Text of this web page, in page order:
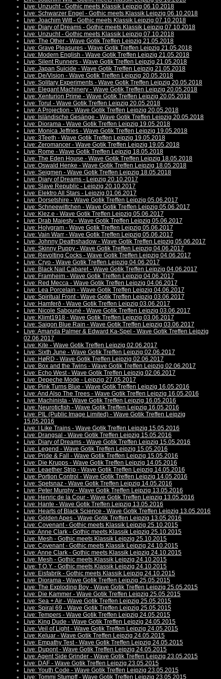
Live: Unzucht - Gothic meets Klassik Leipzig 06.10.2018
Live: Schwarzer Engel - Gothic meets Klassik Leipzig 06.10.2018
Live: Joachim Witt - Gothic meets Klassik Leipzig 07.10.2018
Live: Diary of Dreams - Gothic meets Klassik Leipzig 07.10.2018
Live: Unzucht - Gothic meets Klassik Leipzig 07.10.2018
Live: The Other - Wave Gotik Treffen Leipzig 21.05.2018
Live: Grave Pleasures - Wave Gotik Treffen Leipzig 21.05.2018
Live: Modern English - Wave Gotik Treffen Leipzig 21.05.2018
Live: Silent Runners - Wave Gotik Treffen Leipzig 21.05.2018
Live: Japan Suicide - Wave Gotik Treffen Leipzig 21.05.2018
Live: De/Vision - Wave Gotik Treffen Leipzig 20.05.2018
Live: Solitary Experiments - Wave Gotik Treffen Leipzig 20.05.2018
Live: Elegant Machinery - Wave Gotik Treffen Leipzig 20.05.2018
Live: Xenturion Prime - Wave Gotik Treffen Leipzig 20.05.2018
Live: Torul - Wave Gotik Treffen Leipzig 20.05.2018
Live: A Projection - Wave Gotik Treffen Leipzig 20.05.2018
Live: Isländische Gesänge - Wave Gotik Treffen Leipzig 20.05.2018
Live: Diorama - Wave Gotik Treffen Leipzig 19.05.2018
Live: Monica Jeffries - Wave Gotik Treffen Leipzig 19.05.2018
Live: 3Teeth - Wave Gotik Treffen Leipzig 19.05.2018
Live: Zeromancer - Wave Gotik Treffen Leipzig 19.05.2018
Live: Rome - Wave Gotik Treffen Leipzig 18.05.2018
Live: The Eden House - Wave Gotik Treffen Leipzig 18.05.2018
Live: Oswald Henke - Wave Gotik Treffen Leipzig 18.05.2018
Live: Seigmen - Wave Gotik Treffen Leipzig 18.05.2018
Live: Diary of Dreams - Leipzig 20.10.2017
Live: Slave Republic - Leipzig 20.10.2017
Live: Elektro All Stars - Leipzig 01.06.2017
Live: Dorsetshire - Wave Gotik Treffen Leipzig 05.06.2017
Live: Schneewittchen - Wave Gotik Treffen Leipzig 05.06.2017
Live: Klez.e - Wave Gotik Treffen Leipzig 05.06.2017
Live: Drab Majesty - Wave Gotik Treffen Leipzig 05.06.2017
Live: Holygram - Wave Gotik Treffen Leipzig 05.06.2017
Live: Vain Warr - Wave Gotik Treffen Leipzig 05.06.2017
Live: Johnny Deathshadow - Wave Gotik Treffen Leipzig 05.06.2017
Live: Skinny Puppy - Wave Gotik Treffen Leipzig 04.06.2017
Live: Revolting Cocks - Wave Gotik Treffen Leipzig 04.06.2017
Live: Cryo - Wave Gotik Treffen Leipzig 04.06.2017
Live: Black Nail Cabaret - Wave Gotik Treffen Leipzig 04.06.2017
Live: Framheim - Wave Gotik Treffen Leipzig 04.06.2017
Live: Red Mecca - Wave Gotik Treffen Leipzig 04.06.2017
Live: Lea Porcelain - Wave Gotik Treffen Leipzig 04.06.2017
Live: Spiritual Front - Wave Gotik Treffen Leipzig 03.06.2017
Live: Hamferð - Wave Gotik Treffen Leipzig 03.06.2017
Live: Nicole Sabouné - Wave Gotik Treffen Leipzig 03.06.2017
Live: Klimt1918 - Wave Gotik Treffen Leipzig 03.06.2017
Live: Saigon Blue Rain - Wave Gotik Treffen Leipzig 03.06.2017
Live: Amanda Palmer & Edward Ka-Spel - Wave Gotik Treffen Leipzig
02.06.2017
Live: Kite - Wave Gotik Treffen Leipzig 02.06.2017
Live: Sixth June - Wave Gotik Treffen Leipzig 02.06.2017
Live: HøRD - Wave Gotik Treffen Leipzig 02.06.2017
Live: Box and the Twins - Wave Gotik Treffen Leipzig 02.06.2017
Live: Echo West - Wave Gotik Treffen Leipzig 02.06.2017
Live: Depeche Mode - Leipzig 27.05.2017
Live: Pink Turns Blue - Wave Gotik Treffen Leipzig 16.05.2016
Live: And Also The Trees - Wave Gotik Treffen Leipzig 16.05.2016
Live: Machinista - Wave Gotik Treffen Leipzig 16.05.2016
Live: Neuroticfish - Wave Gotik Treffen Leipzig 16.05.2016
Live: PIL (Public Image Limited) - Wave Gotik Treffen Leipzig
15.05.2016
Live: I Like Trains - Wave Gotik Treffen Leipzig 15.05.2016
Live: Drangsal - Wave Gotik Treffen Leipzig 15.05.2016
Live: Diary of Dreams - Wave Gotik Treffen Leipzig 15.05.2016
Live: Legend - Wave Gotik Treffen Leipzig 15.05.2016
Live: Pride & Fall - Wave Gotik Treffen Leipzig 15.05.2016
Live: Die Krupps - Wave Gotik Treffen Leipzig 14.05.2016
Live: Leaether Strip - Wave Gotik Treffen Leipzig 14.05.2016
Live: Portion Control - Wave Gotik Treffen Leipzig 14.05.2016
Live: Spetsnaz - Wave Gotik Treffen Leipzig 14.05.2016
Live: Peter Murphy - Wave Gotik Treffen Leipzig 13.05.2016
Live: Henric de la Cour - Wave Gotik Treffen Leipzig 13.05.2016
Live: Hante - Wave Gotik Treffen Leipzig 13.05.2016
Live: Hearts of Black Science - Wave Gotik Treffen Leipzig 13.05.2016
Live: Golden Apes - Wave Gotik Treffen Leipzig 13.05.2016
Live: Covenant - Gothic meets Klassik Leipzig 25.10.2015
Live: Anne Clark - Gothic meets Klassik Leipzig 25.10.2015
Live: Mesh - Gothic meets Klassik Leipzig 25.10.2015
Live: Covenant - Gothic meets Klassik Leipzig 24.10.2015
Live: Anne Clark - Gothic meets Klassik Leipzig 24.10.2015
Live: Mesh - Gothic meets Klassik Leipzig 24.10.2015
Live: T.O.Y. - Gothic meets Klassik Leipzig 24.10.2015
Live: Eisfabrik - Gothic meets Klassik Leipzig 24.10.2015
Live: Diorama - Wave Gotik Treffen Leipzig 25.05.2015
Live: The Exploding Boy - Wave Gotik Treffen Leipzig 25.05.2015
Live: Die Kammer - Wave Gotik Treffen Leipzig 25.05.2015
Live: Sea + Air - Wave Gotik Treffen Leipzig 25.05.2015
Live: Spiral 69 - Wave Gotik Treffen Leipzig 25.05.2015
Live: Tempers - Wave Gotik Treffen Leipzig 24.05.2015
Live: King Dude - Wave Gotik Treffen Leipzig 24.05.2015
Live: Veil of Light - Wave Gotik Treffen Leipzig 24.05.2015
Live: Keluar - Wave Gotik Treffen Leipzig 24.05.2015
Live: Empathy Test - Wave Gotik Treffen Leipzig 24.05.2015
Live: Dupont - Wave Gotik Treffen Leipzig 24.05.2015
Live: Agent Side Grinder - Wave Gotik Treffen Leipzig 23.05.2015
Live: DAF - Wave Gotik Treffen Leipzig 23.05.2015
Live: Youth Code - Wave Gotik Treffen Leipzig 23.05.2015
Live: Tommi Stumpff - Wave Gotik Treffen Leipzig 23.05.2015